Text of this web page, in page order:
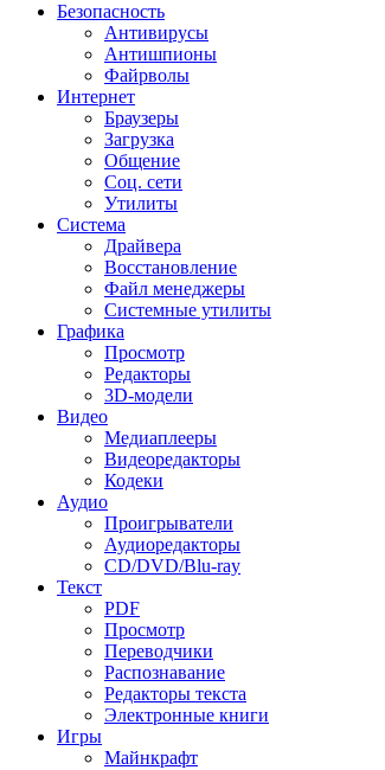
Безопасность
Антивирусы
Антишпионы
Файрволы
Интернет
Браузеры
Загрузка
Общение
Соц. сети
Утилиты
Система
Драйвера
Восстановление
Файл менеджеры
Системные утилиты
Графика
Просмотр
Редакторы
3D-модели
Видео
Медиаплееры
Видеоредакторы
Кодеки
Аудио
Проигрыватели
Аудиоредакторы
CD/DVD/Blu-ray
Текст
PDF
Просмотр
Переводчики
Распознавание
Редакторы текста
Электронные книги
Игры
Майнкрафт